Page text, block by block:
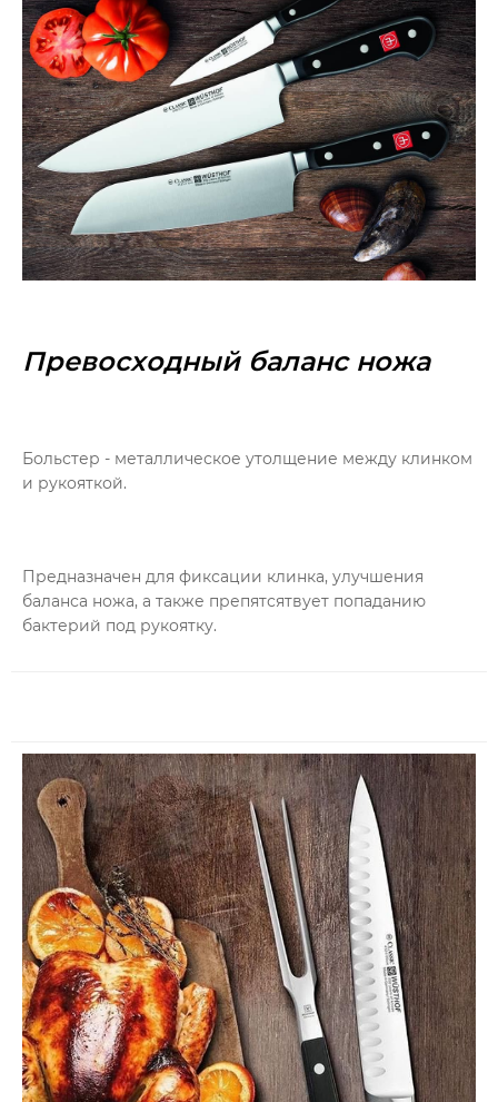
Превосходный баланс ножа
Больстер - металлическое утолщение между клинком
и рукояткой.
Предназначен для фиксации клинка, улучшения
баланса ножа, а также препятсятвует попаданию
бактерий под рукоятку.